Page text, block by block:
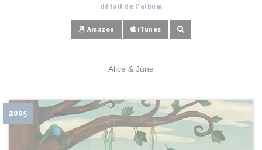
détail de l'album
Amazon iTunes
Alice & June
2005